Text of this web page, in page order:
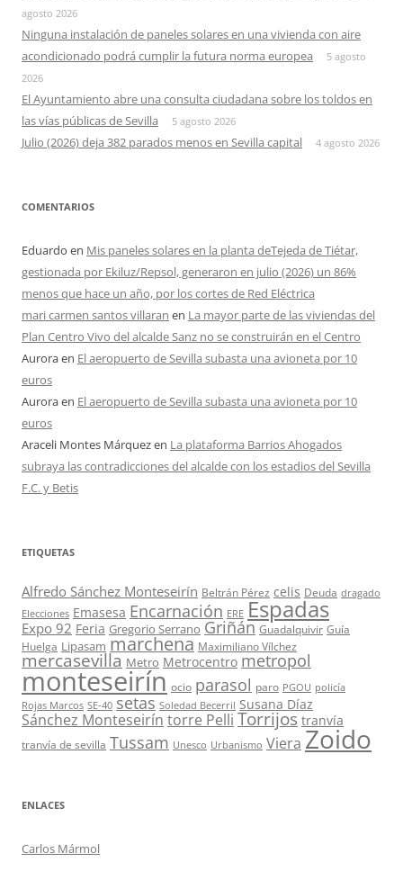
agosto 2026
Ninguna instalación de paneles solares en una vivienda con aire
acondicionado podrá cumplir la futura norma europea
5 agosto
2026
El Ayuntamiento abre una consulta ciudadana sobre los toldos en
las vías públicas de Sevilla
5 agosto 2026
Julio (2026) deja 382 parados menos en Sevilla capital 4 agosto 2026
COMENTARIOS
Eduardo en Mis paneles solares en la planta deTejeda de Tiétar,
gestionada por Ekiluz/Repsol, generaron en julio (2026) un 86%
menos que hace un año, por los cortes de Red Eléctrica
mari carmen santos villaran en La mayor parte de las viviendas del
Plan Centro Vivo del alcalde Sanz no se construirán en el Centro
Auroraen El aeropuerto de Sevilla subasta una avioneta por 10
euros
Auroraen El aeropuerto de Sevilla subasta una avioneta por 10
euros
Araceli Montes Márquezen La plataforma Barrios Ahogados
subraya las contradicciones del alcalde con los estadios del Sevilla
F.C. y Betis
ETIQUETAS
Alfredo Sánchez Monteseirín Beltrán Pérez celis Deuda dragado
Elecciones Emasesa Encarnación ERE Espadas
Expo 92 Feria Gregorio Serrano Griñán Guadalquivir Guía
Huelga Lipasam marchena Maximiliano Vílchez
mercasevilla Metro Metrocentro metropol
monteseirín ocio parasol paro PGOU policía
Rojas Marcos SE-40 setas Soledad Becerril Susana Díaz
Sánchez Monteseirín torre Pelli Torrijos tranvía
tranvía de sevilla Tussam Unesco Urbanismo Viera Zoido
ENLACES
Carlos Mármol